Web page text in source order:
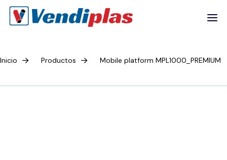
Inicio Productos Mobile platform MPL1000_PREMIUM